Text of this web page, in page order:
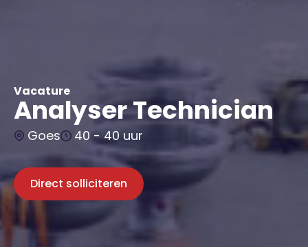
Vacature
Analyser Technician
Goes 40 - 40 uur
Direct solliciteren